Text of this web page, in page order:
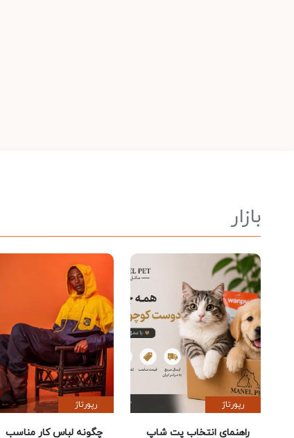
بازار
رپورتاژ
راهنمای انتخاب پت شاپ
رپورتاژ
چگونه لباس کار مناسب